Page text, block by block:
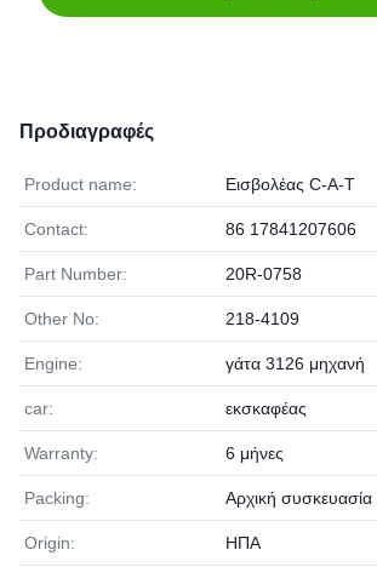
Προδιαγραφές
Product name: Εισβολέας C-A-T
Contact: 86 17841207606
Part Number: 20R-0758
Other No: 218-4109
Engine: γάτα 3126 μηχανή
car: εκσκαφέας
Warranty: 6 μήνες
Packing: Αρχική συσκευασία
Origin: ΗΠΑ